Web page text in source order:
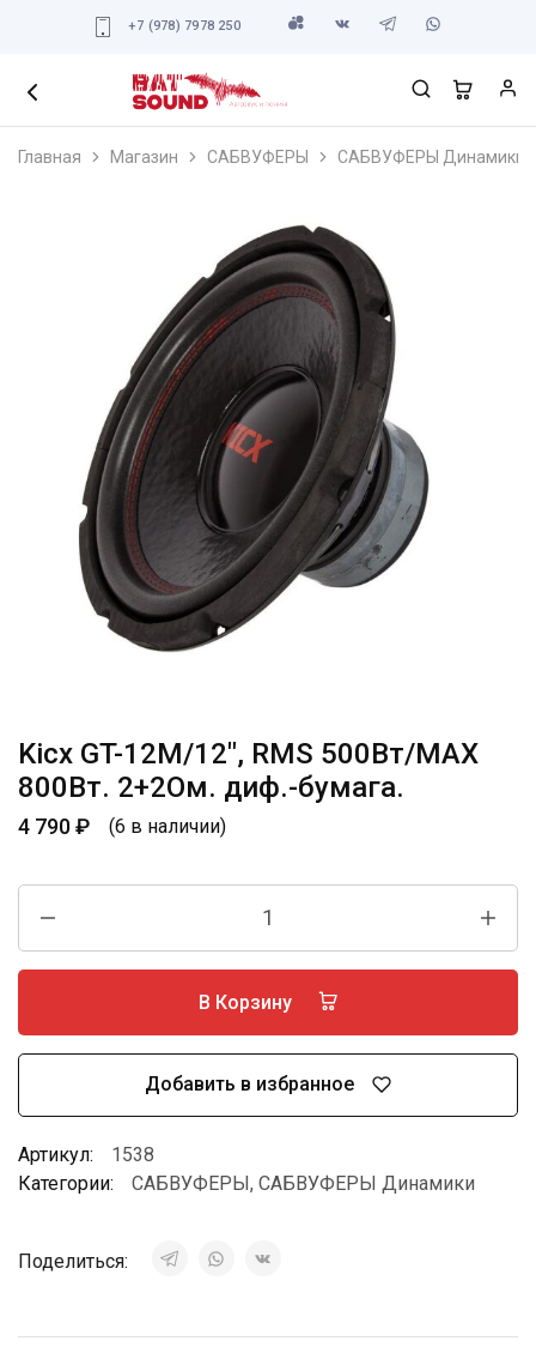
+7 (978) 7978 250
Главная Магазин САБВУФЕРЫ САБВУФЕРЫ Динамики
Kicx GT-12M/12″, RMS 500Вт/МАХ
800Вт. 2+2Ом. диф.-бумага.
4 790₽ (6 в наличии)
В Корзину
Добавить в избранное
Артикул:
1538
Категории:
САБВУФЕРЫ, САБВУФЕРЫ Динамики
Поделиться: